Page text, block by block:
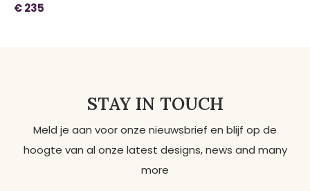
€ 235
STAY IN TOUCH
Meld je aan voor onze nieuwsbrief en blijf op de
hoogte van al onze latest designs, news and many
more